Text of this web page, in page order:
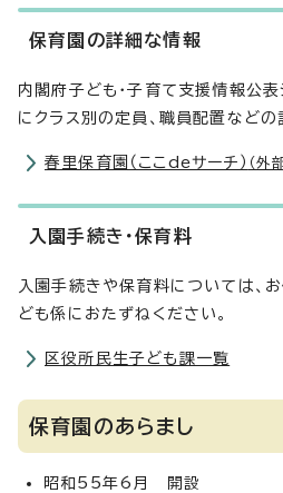
保育園の詳細な情報
内閣府子ども・子育て支援情報公表
にクラス別の定員、職員配置などの
春里保育園（ここdeサーチ） （外
入園手続き・保育料
入園手続きや保育料については、
ども係におたずねください。
区役所民生子ども課一覧
保育園のあらまし
昭和55年6月 開設